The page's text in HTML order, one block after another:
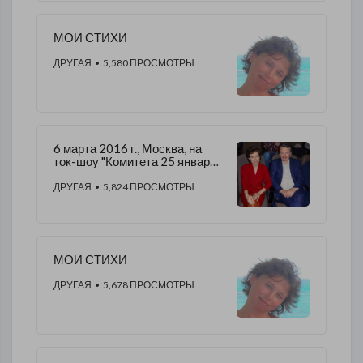
МОИ СТИХИ
ДРУГАЯ • 5,580 ПРОСМОТРЫ
6 марта 2016 г., Москва, на
ток-шоу "Комитета 25 января"
И.И.Стрелковым.
ДРУГАЯ • 5,824 ПРОСМОТРЫ
МОИ СТИХИ
ДРУГАЯ • 5,678 ПРОСМОТРЫ